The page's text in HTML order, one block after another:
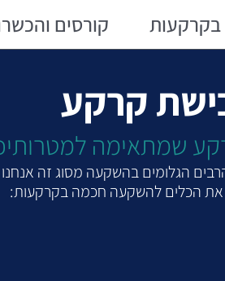
קורסים
קרקע
הגלומים בהשקעה מסוג זה